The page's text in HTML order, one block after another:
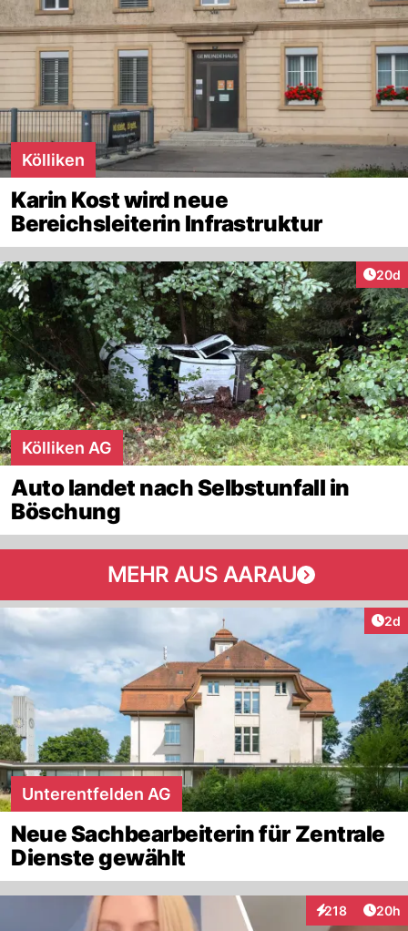
Kölliken
Karin Kost wird neue
Bereichsleiterin Infrastruktur
20d
Kölliken AG
Auto landet nach Selbstunfall in
Böschung
MEHR AUS AARAU
2d
Unterentfelden AG
Neue Sachbearbeiterin für Zentrale
Dienste gewählt
218
Interaktionen
20h